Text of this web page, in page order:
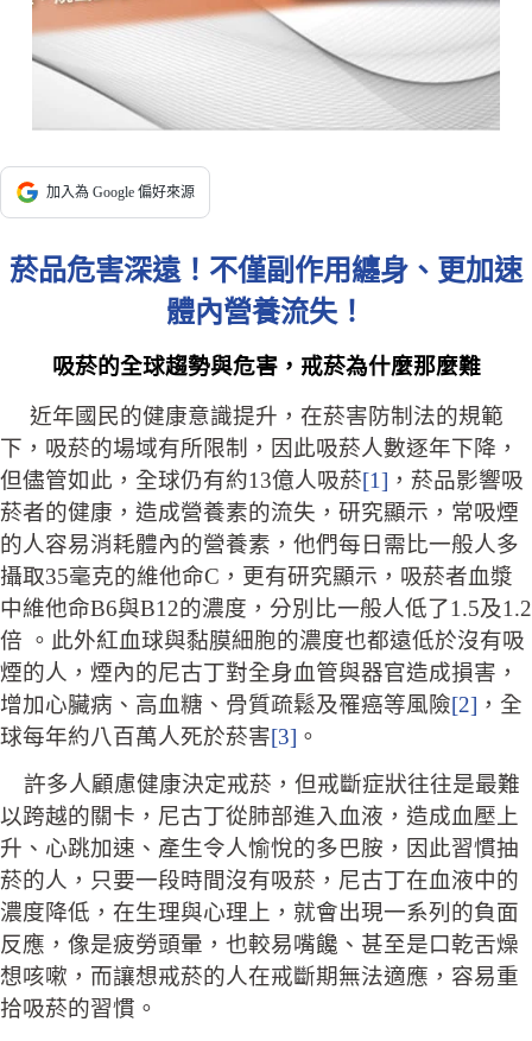
加入為 Google 偏好來源
菸品危害深遠！不僅副作用纏身、更加速
體內營養流失！
吸菸的全球趨勢與危害，戒菸為什麼那麼難
近年國民的健康意識提升，在菸害防制法的規範
下，吸菸的場域有所限制，因此吸菸人數逐年下降，
但儘管如此，全球仍有約13億人吸菸[1] ，菸品影響吸
菸者的健康，造成營養素的流失，研究顯示，常吸煙
的人容易消耗體內的營養素，他們每日需比一般人多
攝取35毫克的維他命C，更有研究顯示，吸菸者血漿
中維他命B6與B12的濃度，分別比一般人低了1.5及1.2
倍 。此外紅血球與黏膜細胞的濃度也都遠低於沒有吸
煙的人，煙內的尼古丁對全身血管與器官造成損害，
增加心臟病、高血糖、骨質疏鬆及罹癌等風險[2] ，全
球每年約八百萬人死於菸害[3] 。
許多人顧慮健康決定戒菸，但戒斷症狀往往是最難
以跨越的關卡，尼古丁從肺部進入血液，造成血壓上
升、心跳加速、產生令人愉悅的多巴胺，因此習慣抽
菸的人，只要一段時間沒有吸菸，尼古丁在血液中的
濃度降低，在生理與心理上，就會出現一系列的負面
反應，像是疲勞頭暈，也較易嘴饞、甚至是口乾舌燥
想咳嗽，而讓想戒菸的人在戒斷期無法適應，容易重
拾吸菸的習慣。